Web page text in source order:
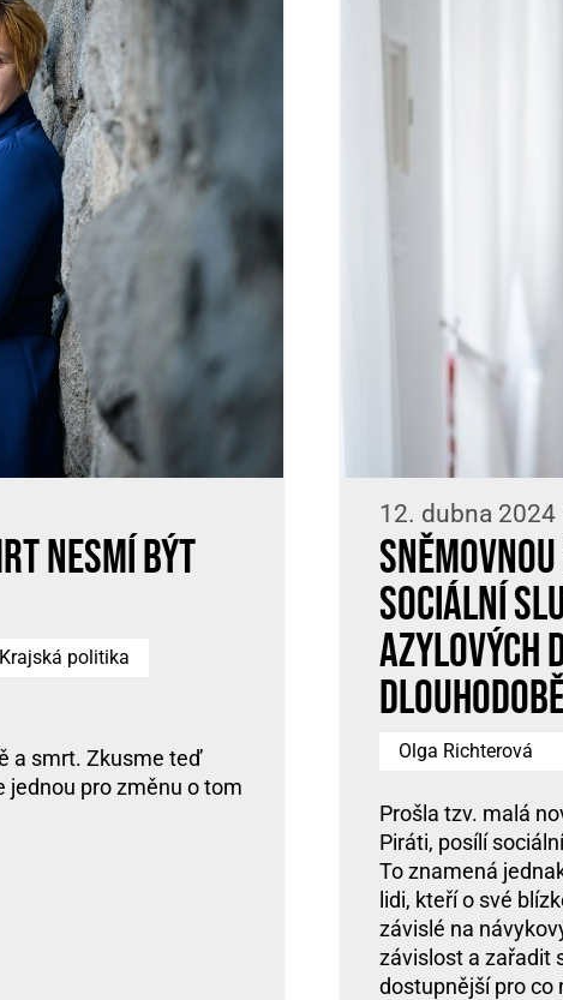
nesmí být
Krajská politika
a smrt. Zkusme teď
jednou pro změnu o tom
12. dubna 2024
sociální
azylových
Olga Richterová
Prošla tzv. malá
Piráti, posílí
To znamená
lidi, kteří o své
závislé na
závislost a zařadit
dostupnější pro co